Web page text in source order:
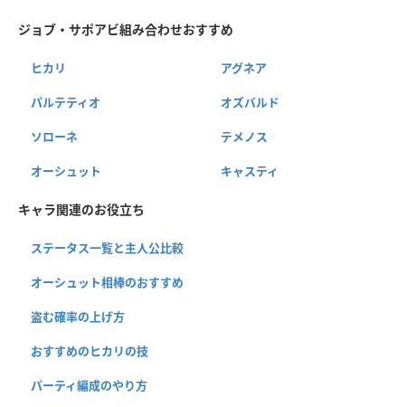
ジョブ・サポアビ組み合わせおすすめ
ヒカリ アグネア
パルテティオ オズバルド
ソローネ テメノス
オーシュット キャスティ
キャラ関連のお役立ち
ステータス一覧と主人公比較
オーシュット相棒のおすすめ
盗む確率の上げ方
おすすめのヒカリの技
パーティ編成のやり方